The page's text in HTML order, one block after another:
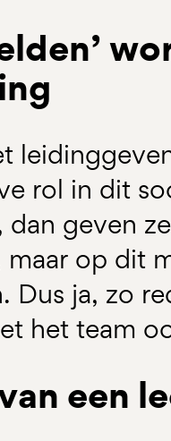
rol in dit
geven
op dit
Dus ja, zo
het team
een